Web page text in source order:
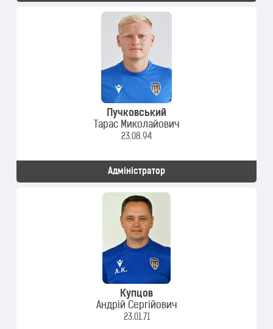
Пучковський
Тарас Миколайович
23.08.94
Адміністратор
Купцов
Андрій Сергійович
23.01.71